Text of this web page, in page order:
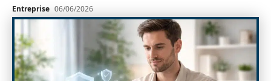
Entreprise 06/06/2026